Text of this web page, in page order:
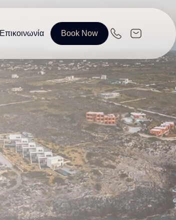
Επικοινωνία Book Now
EN